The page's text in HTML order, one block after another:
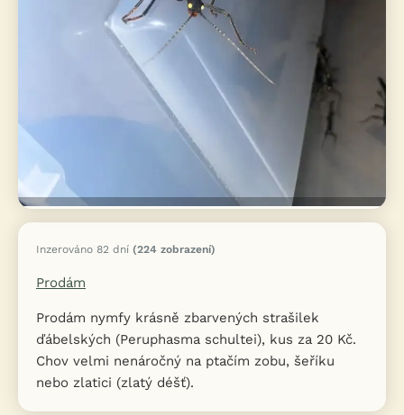
Inzerováno 82 dní (224 zobrazení)
Prodám
Prodám nymfy krásně zbarvených strašilek
ďábelských (Peruphasma schultei), kus za 20 Kč.
Chov velmi nenáročný na ptačím zobu, šeříku
nebo zlatici (zlatý déšť).